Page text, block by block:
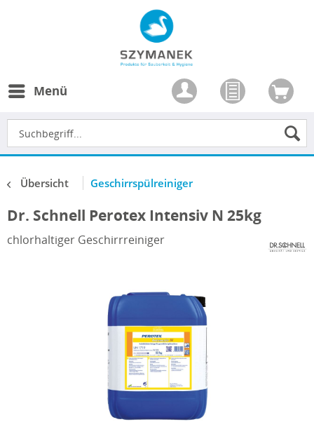
Menü
Übersicht Geschirrspülreiniger
Dr. Schnell Perotex Intensiv N 25kg
chlorhaltiger Geschirrreiniger